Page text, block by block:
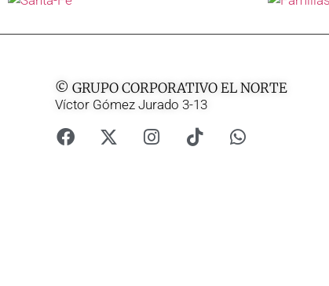
© GRUPO CORPORATIVO EL NORTE
Víctor Gómez Jurado 3-13